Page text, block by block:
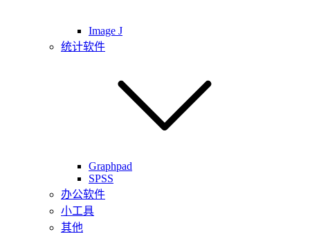
Image J
统计软件
Graphpad
SPSS
办公软件
小工具
其他